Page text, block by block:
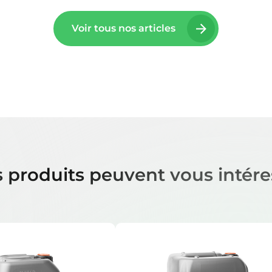
Voir tous nos articles
produits peuvent vous